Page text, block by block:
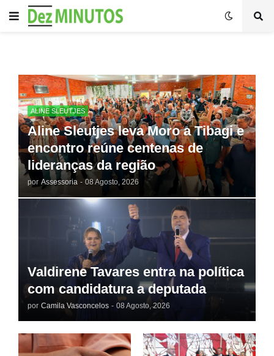
ALINE SLEUTJES
Aline Sleutjes leva Moro a Tibagi e
encontro reúne centenas de
lideranças da região
por Assessoria - 08 Agosto, 2026
Valdirene Tavares entra na política
com candidatura a deputada
por Camila Vasconcelos - 08 Agosto, 2026